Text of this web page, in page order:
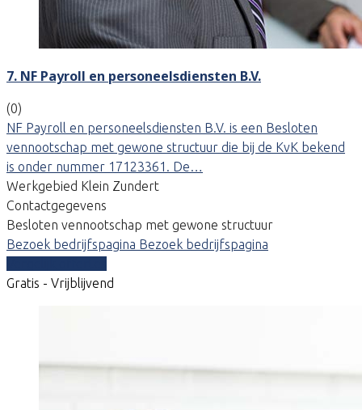
7. NF Payroll en personeelsdiensten B.V.
(0)
NF Payroll en personeelsdiensten B.V. is een Besloten
vennootschap met gewone structuur die bij de KvK bekend
is onder nummer 17123361. De…
Werkgebied Klein Zundert
Contactgegevens
Besloten vennootschap met gewone structuur
Bezoek bedrijfspagina Bezoek bedrijfspagina
Gratis - Vrijblijvend